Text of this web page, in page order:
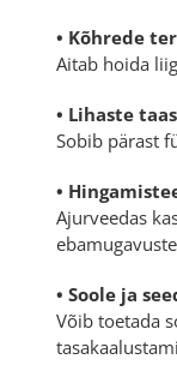
• Kõhrede
Aitab hoida
• Lihaste
Sobib pärast
•
Ajurveedas
• Soole ja
Võib toetada